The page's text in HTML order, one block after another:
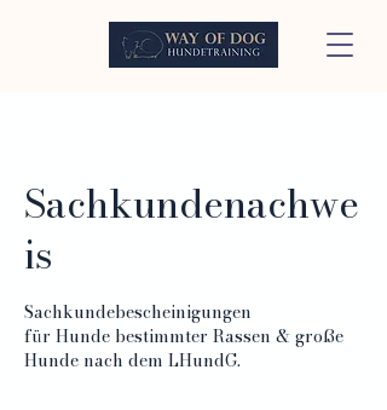
Sachkundenachwe
is
Sachkundebescheinigungen
für Hunde bestimmter Rassen & große
Hunde nach dem LHundG.